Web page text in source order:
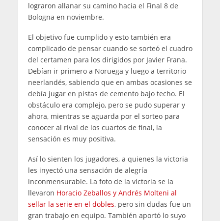
lograron allanar su camino hacia el Final 8 de
Bologna en noviembre.
El objetivo fue cumplido y esto también era
complicado de pensar cuando se sorteó el cuadro
del certamen para los dirigidos por Javier Frana.
Debían ir primero a Noruega y luego a territorio
neerlandés, sabiendo que en ambas ocasiones se
debía jugar en pistas de cemento bajo techo. El
obstáculo era complejo, pero se pudo superar y
ahora, mientras se aguarda por el sorteo para
conocer al rival de los cuartos de final, la
sensación es muy positiva.
Así lo sienten los jugadores, a quienes la victoria
les inyectó una sensación de alegría
inconmensurable. La foto de la victoria se la
llevaron Horacio Zeballos y Andrés Molteni al
sellar la serie en el dobles, pero sin dudas fue un
gran trabajo en equipo. También aportó lo suyo